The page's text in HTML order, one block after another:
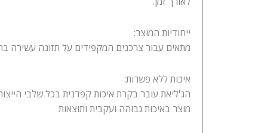
ייחודיות המוצר:
מתאים עבור צרכנים המקפידים על תזונה עשירה
איכות ללא פשרות:
הג'ליאת עובר בקרת איכות קפדנית בכל שלבי
מוצר באיכות גבוהה ועקבית ותוצאות